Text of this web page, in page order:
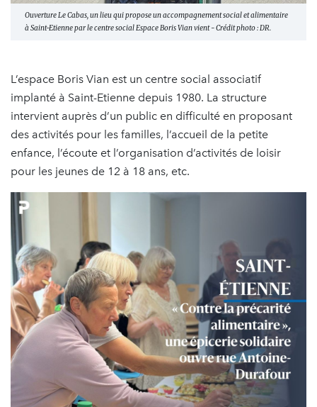
Ouverture Le Cabas, un lieu qui propose un accompagnement social et alimentaire
à Saint-Etienne par le centre social Espace Boris Vian vient - Crédit photo : DR.
L’espace Boris Vian est un centre social associatif
implanté à Saint-Etienne depuis 1980. La structure
intervient auprès d’un public en difficulté en proposant
des activités pour les familles, l’accueil de la petite
enfance, l’écoute et l’organisation d’activités de loisir
pour les jeunes de 12 à 18 ans, etc.